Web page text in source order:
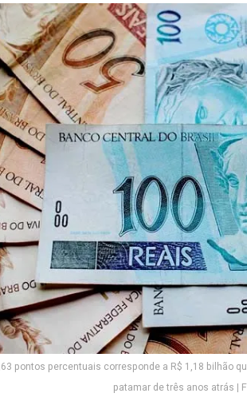
pontos percentuais corresponde a R$ 1,18 bilhão
patamar de três anos atrás |